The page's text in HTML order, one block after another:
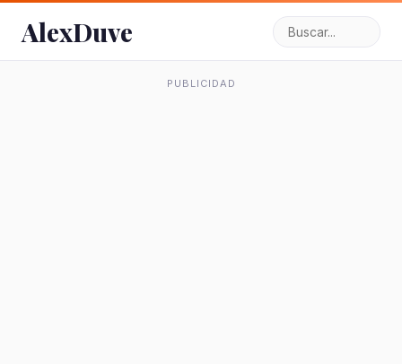
AlexDuve
PUBLICIDAD